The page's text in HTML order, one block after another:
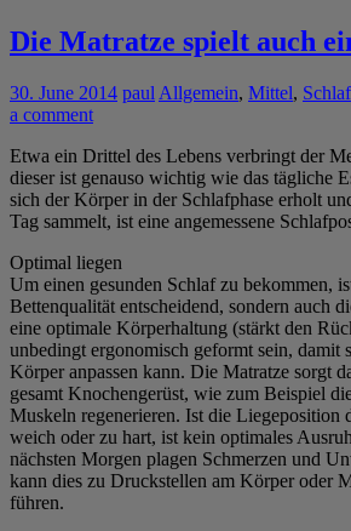
Die Matratze spielt auch
30. June 2014 paul Allgemein, Mittel,
a comment
Etwa ein Drittel des Lebens verbringt der
dieser ist genauso wichtig wie das tägliche
sich der Körper in der Schlafphase erholt
Tag sammelt, ist eine angemessene
Optimal liegen
Um einen gesunden Schlaf zu bekommen,
Bettenqualität entscheidend, sondern auch
eine optimale Körperhaltung (stärkt den
unbedingt ergonomisch geformt sein, damit
Körper anpassen kann. Die Matratze sorgt
gesamt Knochengerüst, wie zum Beispiel
Muskeln regenerieren. Ist die Liegeposition
weich oder zu hart, ist kein optimales
nächsten Morgen plagen Schmerzen und
kann dies zu Druckstellen am Körper oder
führen.